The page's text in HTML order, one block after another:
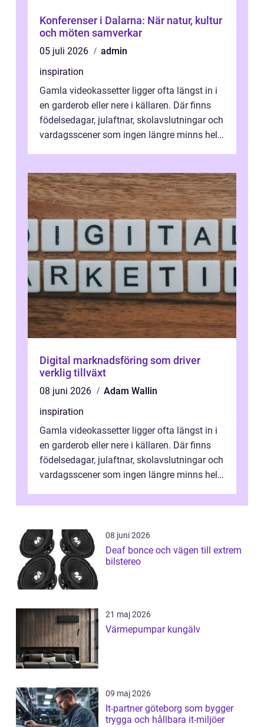
Konferenser i Dalarna: När natur, kultur
och möten samverkar
05 juli 2026
admin
inspiration
Gamla videokassetter ligger ofta längst in i
en garderob eller nere i källaren. Där finns
födelsedagar, julaftnar, skolavslutningar och
vardagsscener som ingen längre minns helt.
Digital marknadsföring som driver
verklig tillväxt
08 juni 2026
Adam Wallin
inspiration
Gamla videokassetter ligger ofta längst in i
en garderob eller nere i källaren. Där finns
födelsedagar, julaftnar, skolavslutningar och
vardagsscener som ingen längre minns helt.
08 juni 2026
Deaf bonce och vägen till extrem
bilstereo
21 maj 2026
Värmepumpar kungälv
09 maj 2026
It-partner göteborg som bygger
trygga och hållbara it-miljöer